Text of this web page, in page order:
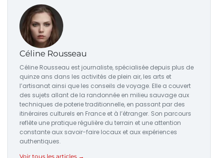
Céline Rousseau
Céline Rousseau est journaliste, spécialisée depuis plus de
quinze ans dans les activités de plein air, les arts et
l’artisanat ainsi que les conseils de voyage. Elle a couvert
des sujets allant de la randonnée en milieu sauvage aux
techniques de poterie traditionnelle, en passant par des
itinéraires culturels en France et à l’étranger. Son parcours
reflète une pratique régulière du terrain et une attention
constante aux savoir-faire locaux et aux expériences
authentiques.
Voir tous les articles →